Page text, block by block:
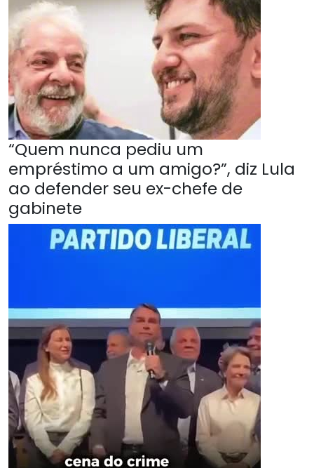
“Quem nunca pediu um
empréstimo a um amigo?”, diz Lula
ao defender seu ex-chefe de
gabinete